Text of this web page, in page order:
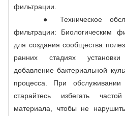
фильтрации.
● Техническое
фильтрации: Биологическим
для создания сообщества
ранних стадиях
добавление бактериальной
процесса. При обслуживании
старайтесь избегать
материала, чтобы не